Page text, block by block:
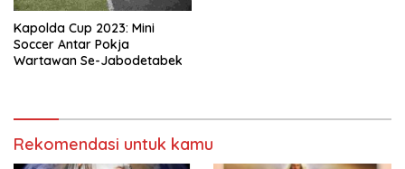
Kapolda Cup 2023: Mini
Soccer Antar Pokja
Wartawan Se-Jabodetabek
Rekomendasi untuk kamu